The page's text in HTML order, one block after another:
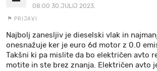
08:00 30.JULIJ 2023.
PRIJAVI
Najbolj zanesljiv je dieselski vlak in
onesnažuje ker je euro 6d motor z 0.0
Takšni ki pa mislite da bo električen avto
motite in ste brez znanja. Električen avto